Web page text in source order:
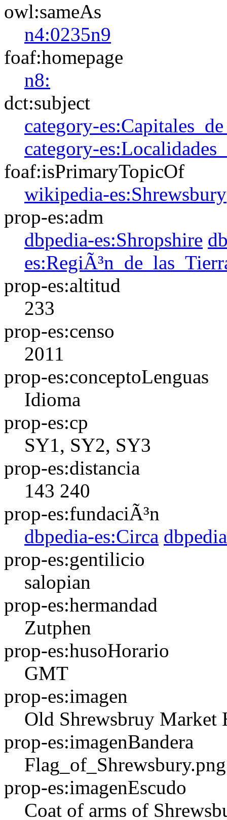
owl:sameAs
n4:0235n9
foaf:homepage
n8:
dct:subject
category-
category-
foaf:isPrimaryTopicOf
wikipedia-es:Shrewsbury
prop-es:adm
dbpedia-es:Shropshire
prop-es:altitud
233
prop-es:censo
2011
prop-es:conceptoLenguas
Idioma
prop-es:cp
SY1, SY2, SY3
prop-es:distancia
143 240
prop-es:fundaciÃ³n
dbpedia-es:Circa
prop-es:gentilicio
salopian
prop-es:hermandad
Zutphen
prop-es:husoHorario
GMT
prop-es:imagen
Old Shrewsbruy Market
prop-es:imagenBandera
Flag_of_Shrewsbury.png
prop-es:imagenEscudo
Coat of arms of